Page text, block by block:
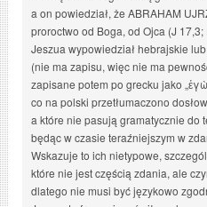
a on powiedział, że ABRAHAM
proroctwo od Boga, od Ojca (J 17,3;
Jeszua wypowiedział hebrajskie
(nie ma zapisu, więc nie ma
zapisane potem po grecku jako „ἐγὼ
co na polski przetłumaczono
a które nie pasują gramatycznie do
będąc w czasie teraźniejszym w
Wskazuje to ich nietypowe,
które nie jest częścią zdania, ale
dlatego nie musi być językowo